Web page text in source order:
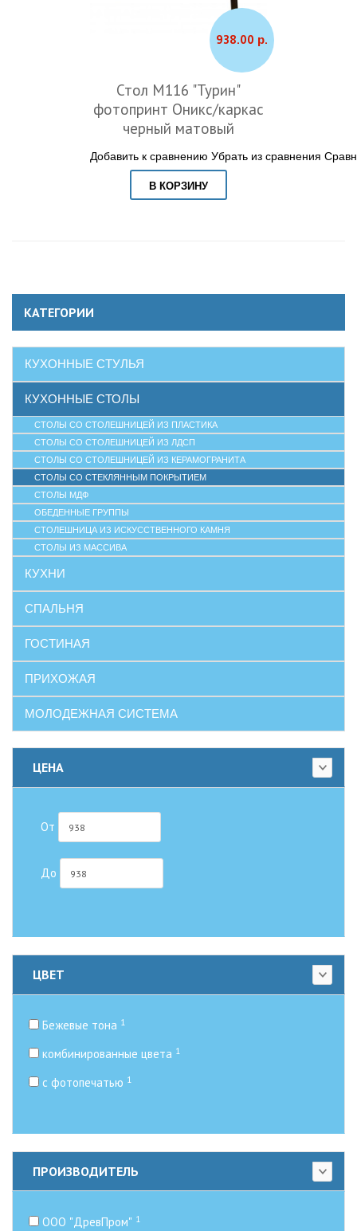
938.00 р.
Стол М116 "Турин"
фотопринт Оникс/каркас
черный матовый
Добавить к сравнению Убрать из сравнения
В КОРЗИНУ
КАТЕГОРИИ
КУХОННЫЕ СТУЛЬЯ
КУХОННЫЕ СТОЛЫ
СТОЛЫ СО СТОЛЕШНИЦЕЙ ИЗ ПЛАСТИКА
СТОЛЫ СО СТОЛЕШНИЦЕЙ ИЗ ЛДСП
СТОЛЫ СО СТОЛЕШНИЦЕЙ ИЗ КЕРАМОГРАНИТА
СТОЛЫ СО СТЕКЛЯННЫМ ПОКРЫТИЕМ
СТОЛЫ МДФ
ОБЕДЕННЫЕ ГРУППЫ
СТОЛЕШНИЦА ИЗ ИСКУССТВЕННОГО КАМНЯ
СТОЛЫ ИЗ МАССИВА
КУХНИ
СПАЛЬНЯ
ГОСТИНАЯ
ПРИХОЖАЯ
МОЛОДЕЖНАЯ СИСТЕМА
ЦЕНА
От
До
ЦВЕТ
Бежевые тона 1
комбинированные цвета 1
с фотопечатью 1
ПРОИЗВОДИТЕЛЬ
ООО "ДревПром" 1